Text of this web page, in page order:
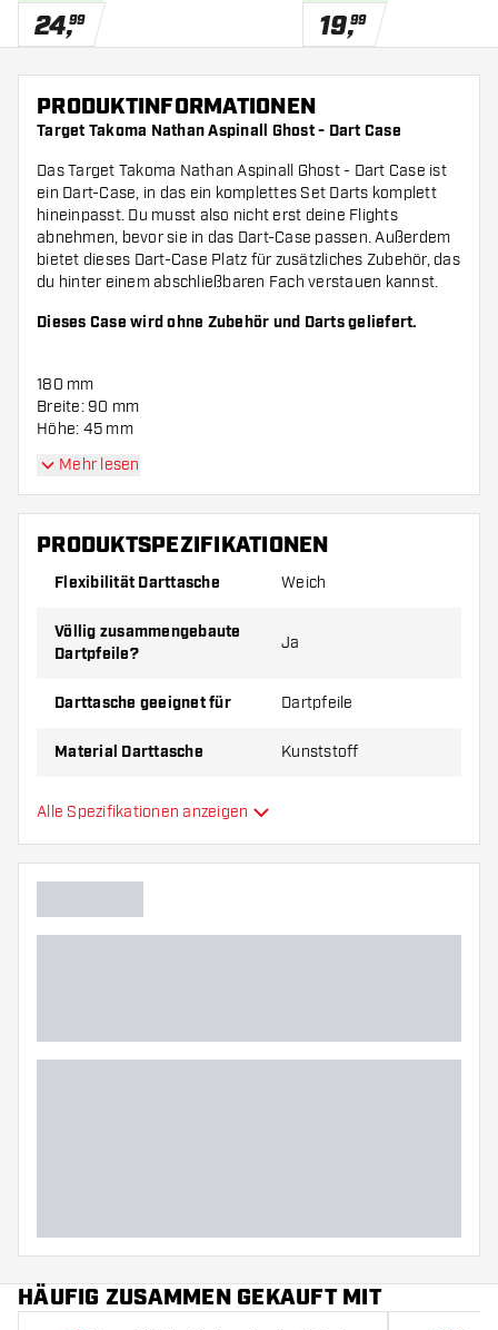
24,99 19,99
PRODUKTINFORMATIONEN
Target Takoma Nathan Aspinall Ghost - Dart Case
Das Target Takoma Nathan Aspinall Ghost - Dart Case ist
ein Dart-Case, in das ein komplettes Set Darts komplett
hineinpasst. Du musst also nicht erst deine Flights
abnehmen, bevor sie in das Dart-Case passen. Außerdem
bietet dieses Dart-Case Platz für zusätzliches Zubehör, das
du hinter einem abschließbaren Fach verstauen kannst.
Dieses Case wird ohne Zubehör und Darts geliefert.
180 mm
Breite: 90 mm
Höhe: 45 mm
Mehr lesen
PRODUKTSPEZIFIKATIONEN
Flexibilität Darttasche Weich
Völlig zusammengebaute
Dartpfeile?
Ja
Darttasche geeignet für Dartpfeile
Material Darttasche Kunststoff
Kapazität Darttasche
Zusätzliche Farben
Alle Spezifikationen anzeigen
HÄUFIG ZUSAMMEN GEKAUFT MIT